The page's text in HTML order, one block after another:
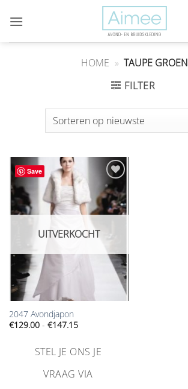
naar
HOME » TAUPE GROEN
FILTER
Save
Aan
verlanglijst
toevoegen
UITVERKOCHT
2047 Avondjapon
€129.00 - €147.15Prijsklasse:
€147.15
STEL JE ONS JE
VRAAG VIA